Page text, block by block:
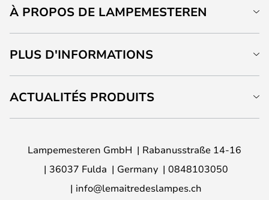
À PROPOS DE LAMPEMESTEREN
PLUS D'INFORMATIONS
ACTUALITÉS PRODUITS
Lampemesteren GmbH
Rabanusstraße 14-16
36037 Fulda
Germany
0848103050
info@lemaitredeslampes.ch